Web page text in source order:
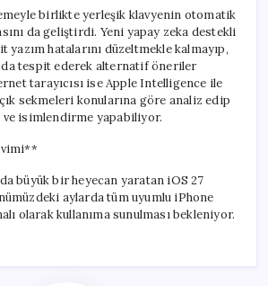
birlikte yerleşik klavyenin otomatik
da geliştirdi. Yeni yapay zeka destekli
yazım hatalarını düzeltmekle kalmayıp,
da tespit ederek alternatif öneriler
tarayıcısı ise Apple Intelligence ile
sekmeleri konularına göre analiz edip
isimlendirme yapabiliyor.
büyük bir heyecan yaratan iOS 27
aylarda tüm uyumlu iPhone
olarak kullanıma sunulması bekleniyor.